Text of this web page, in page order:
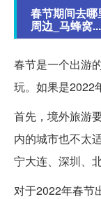
春节期间去
周边_马蜂窝...
春节是一个出游
玩。如果是2022
首先，境外旅游
内的城市也不太
宁大连、深圳、
对于2022年春节